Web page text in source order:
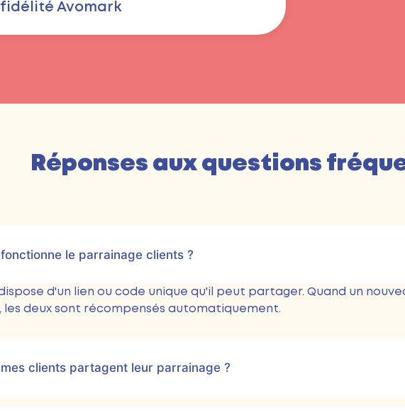
Avomark
Réponses aux questions
le parrainage clients ?
d'un lien ou code unique qu'il peut partager. Quand un
les deux sont récompensés automatiquement.
clients partagent leur parrainage ?